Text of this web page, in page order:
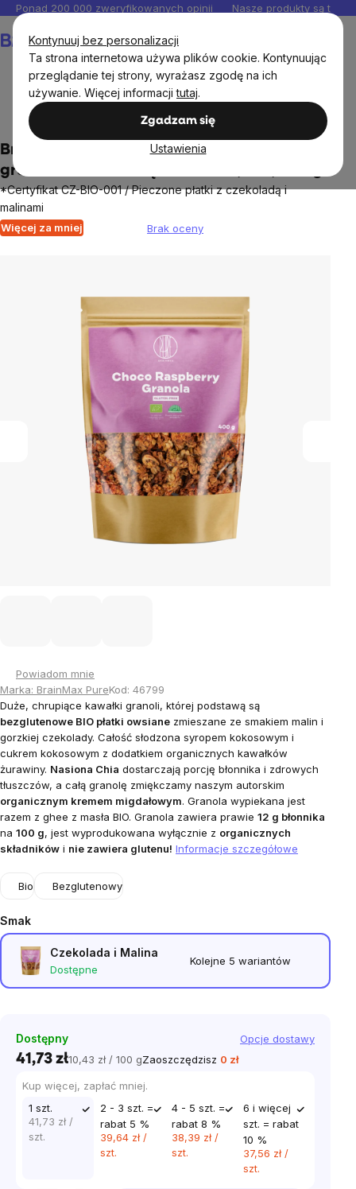
Kontynuuj bez personalizacji
Ta strona internetowa używa plików cookie. Kontynuując
przeglądanie tej strony, wyrażasz zgodę na ich
używanie. Więcej informacjitutaj.
Zgadzam się
Ustawienia
Przejść
do
treści
Ponad 200 000 zweryfikowanych opinii Nasze produkty są
Artykuły spożywcze Zdrowe śniadanie
BrainMax Pure® Choco Raspberry Granola,
granola z czekoladą i malinami, BIO, 400 g
*Certyfikat CZ-BIO-001 / Pieczone płatki z czekoladą i
malinami
Więcej za mniej
Średnia
0,0
na
5
Brak oceny
Powiadom mnie
Marka: BrainMax PureKod: 46799
Duże, chrupiące kawałki granoli, której podstawą są
bezglutenowe BIO płatki owsiane zmieszane ze smakiem malin i
gorzkiej czekolady. Całość słodzona syropem kokosowym i
cukrem kokosowym z dodatkiem organicznych kawałków
żurawiny. Nasiona Chia dostarczają porcję błonnika i zdrowych
tłuszczów, a całą granolę zmiękczamy naszym autorskim
organicznym kremem migdałowym. Granola wypiekana jest
razem z ghee z masła BIO. Granola zawiera prawie 12 g błonnika
na 100 g, jest wyprodukowana wyłącznie z organicznych
składników i nie zawiera glutenu! Informacje szczegółowe
Bio Bezglutenowy
Smak
Czekolada i Malina
Dostępne
Kolejne 5 wariantów
Dostępny Opcje dostawy
41,73 złCena
jednostkowa:
10,43 zł / 100 gZaoszczędzisz 0 zł
Kup więcej, zapłać mniej.
1 szt.
41,73 zł/
szt.
2 - 3 szt. =
rabat 5 %
39,64 zł/
szt.
4 - 5 szt. =
rabat 8 %
38,39 zł/
szt.
6 i więcej
szt. = rabat
10 %
37,56 zł/
szt.